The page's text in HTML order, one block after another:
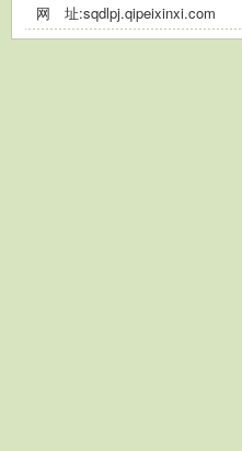
网 址:sqdlpj.qipeixinxi.com